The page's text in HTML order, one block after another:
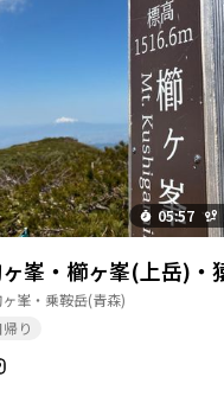
05:57
峯・櫛ヶ峯(上岳)・
峯・乗鞍岳(青森)
帰り